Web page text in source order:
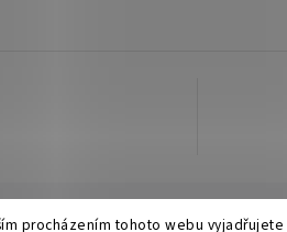
procházením tohoto webu vyjadřujete